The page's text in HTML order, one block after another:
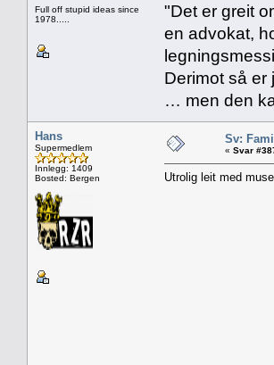
Full off stupid ideas since
1978.....
"Det er greit
en advokat,
Derimot så er
… men den
Hans
Supermedlem
Innlegg: 1409
Bosted: Bergen
Sv:
« Svar
Utrolig leit med